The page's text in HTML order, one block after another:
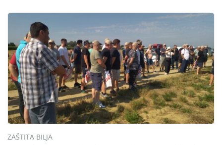
prihvaća. Korisnicima je osiguran besplatni povrat
prazne ambalaže isključivo ovih tvrtki: AGROCHEM-
MAKS, AGRONOM, ALBAUGH TKI* (PINUS […]
ZAŠTITA BILJA